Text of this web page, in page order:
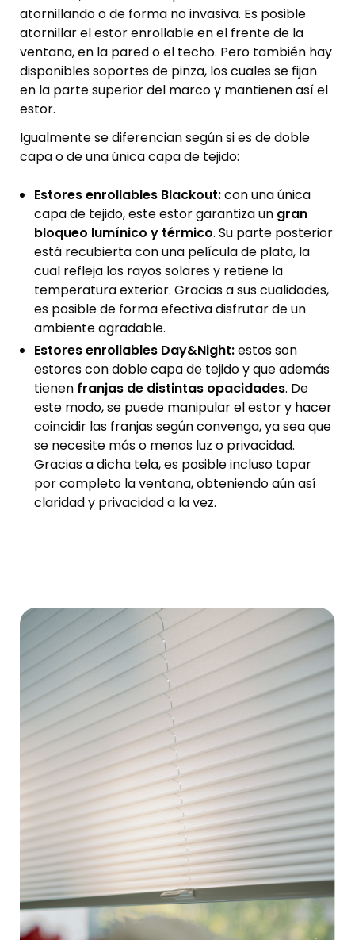
atornillando o de forma no invasiva. Es posible
atornillar el estor enrollable en el frente de la
ventana, en la pared o el techo. Pero también hay
disponibles soportes de pinza, los cuales se fijan
en la parte superior del marco y mantienen así el
estor.
Igualmente se diferencian según si es de doble
capa o de una única capa de tejido:
Estores enrollables Blackout:con una única
capa de tejido, este estor garantiza un gran
bloqueo lumínico y térmico. Su parte posterior
está recubierta con una película de plata, la
cual refleja los rayos solares y retiene la
temperatura exterior. Gracias a sus cualidades,
es posible de forma efectiva disfrutar de un
ambiente agradable.
Estores enrollables Day&Night:estos son
estores con doble capa de tejido y que además
tienen franjas de distintas opacidades. De
este modo, se puede manipular el estor y hacer
coincidir las franjas según convenga, ya sea que
se necesite más o menos luz o privacidad.
Gracias a dicha tela, es posible incluso tapar
por completo la ventana, obteniendo aún así
claridad y privacidad a la vez.